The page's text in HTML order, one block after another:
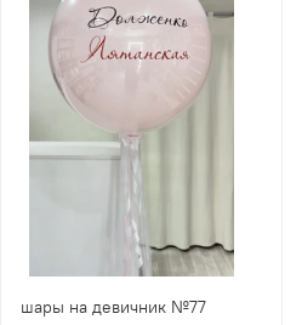
шары на девичник №77